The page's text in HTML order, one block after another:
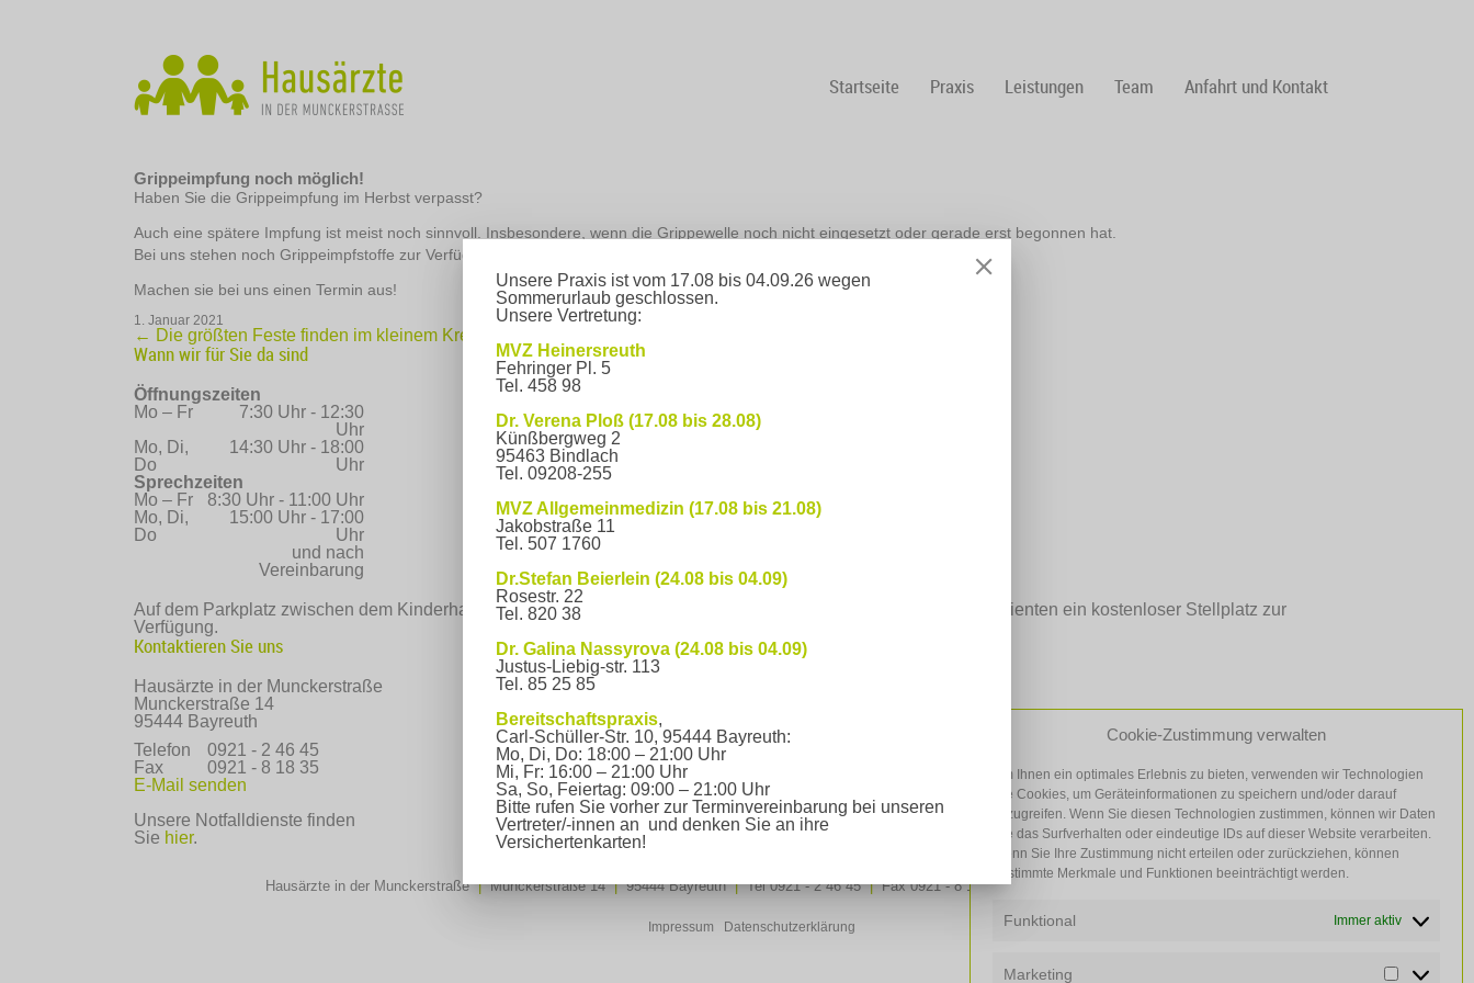
Cookie-Zustimmung verwalten
Um Ihnen ein optimales Erlebnis zu bieten, verwenden wir Technologien
wie Cookies, um Geräteinformationen zu speichern und/oder darauf
zuzugreifen. Wenn Sie diesen Technologien zustimmen, können wir Daten
wie das Surfverhalten oder eindeutige IDs auf dieser Website verarbeiten.
Wenn Sie Ihre Zustimmung nicht erteilen oder zurückziehen, können
bestimmte Merkmale und Funktionen beeinträchtigt werden.
Funktional Immer aktiv
Marketing
Startseite Praxis Leistungen Team Anfahrt und Kontakt
Grippeimpfung noch möglich!
Haben Sie die Grippeimpfung im Herbst verpasst?
Auch eine spätere Impfung ist meist noch sinnvoll. Insbesondere, wenn die Grippewelle noch nicht eingesetzt oder gerade erst begonnen hat.
Bei uns stehen noch Grippeimpfstoffe zur Verfügung!
Machen sie bei uns einen Termin aus!
1. Januar 2021
← Die größten Feste finden im kleinem Kreis statt.
Wann wir für Sie da sind
Öffnungszeiten
Mo – Fr
7:30 Uhr - 12:30
Uhr
Mo, Di,
Do
14:30 Uhr - 18:00
Uhr
Sprechzeiten
Mo – Fr
8:30 Uhr - 11:00 Uhr
Mo, Di,
Do
15:00 Uhr - 17:00
Uhr
und nach
Vereinbarung
Auf dem Parkplatz zwischen dem Kinderhaus Bayreuth und dem Gebäude Munckerstraße 13 steht für unsere Patienten ein kostenloser Stellplatz zur
Verfügung.
Kontaktieren Sie uns
Hausärzte in der Munckerstraße
Munckerstraße 14
95444 Bayreuth
Telefon
0921 - 2 46 45
Fax
0921 - 8 18 35
E-Mail senden
Unsere Notfalldienste finden
Sie hier.
Hausärzte in der Munckerstraße | Munckerstraße 14 | 95444 Bayreuth | Tel 0921 - 2 46 45 | Fax 0921 - 8 18 35 |
Impressum Datenschutzerklärung
Unsere Praxis ist vom 17.08 bis 04.09.26 wegen
Sommerurlaub geschlossen.
Unsere Vertretung:
MVZ Heinersreuth
Fehringer Pl. 5
Tel. 458 98
Dr. Verena Ploß (17.08 bis 28.08)
Künßbergweg 2
95463 Bindlach
Tel. 09208-255
MVZ Allgemeinmedizin (17.08 bis 21.08)
Jakobstraße 11
Tel. 507 1760
Dr.Stefan Beierlein (24.08 bis 04.09)
Rosestr. 22
Tel. 820 38
Dr. Galina Nassyrova (24.08 bis 04.09)
Justus-Liebig-str. 113
Tel. 85 25 85
Bereitschaftspraxis,
Carl-Schüller-Str. 10, 95444 Bayreuth:
Mo, Di, Do: 18:00 – 21:00 Uhr
Mi, Fr: 16:00 – 21:00 Uhr
Sa, So, Feiertag: 09:00 – 21:00 Uhr
Bitte rufen Sie vorher zur Terminvereinbarung bei unseren
Vertreter/-innen an und denken Sie an ihre
Versichertenkarten!